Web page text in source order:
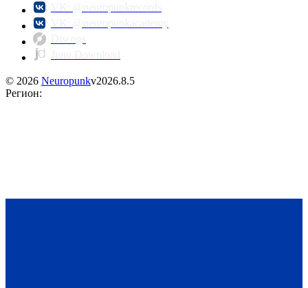
© 2026 Neuropunkv2026.8.5
Регион: